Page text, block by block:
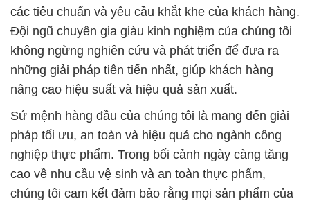
các tiêu chuẩn và yêu cầu khắt khe của khách hàng.
Đội ngũ chuyên gia giàu kinh nghiệm của chúng tôi
không ngừng nghiên cứu và phát triển để đưa ra
những giải pháp tiên tiến nhất, giúp khách hàng
nâng cao hiệu suất và hiệu quả sản xuất.
Sứ mệnh hàng đầu của chúng tôi là mang đến giải
pháp tối ưu, an toàn và hiệu quả cho ngành công
nghiệp thực phẩm. Trong bối cảnh ngày càng tăng
cao về nhu cầu vệ sinh và an toàn thực phẩm,
chúng tôi cam kết đảm bảo rằng mọi sản phẩm của